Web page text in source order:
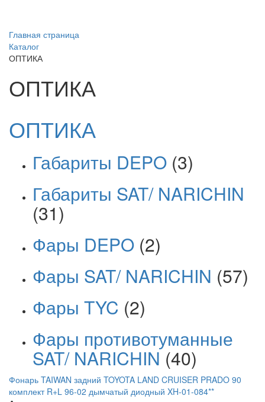
Главная страница
Каталог
ОПТИКА
ОПТИКА
ОПТИКА
Габариты DEPO (3)
Габариты SAT/ NARICHIN
(31)
Фары DEPO (2)
Фары SAT/ NARICHIN (57)
Фары TYC (2)
Фары противотуманные
SAT/ NARICHIN (40)
Фонарь TAIWAN задний TOYOTA LAND CRUISER PRADO 90
комплект R+L 96-02 дымчатый диодный XH-01-084**